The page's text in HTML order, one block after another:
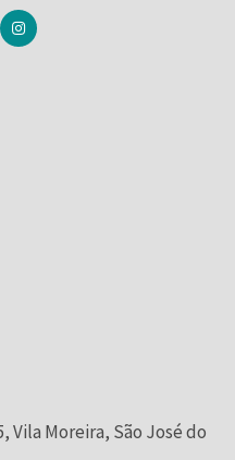
Vila Moreira, São José do